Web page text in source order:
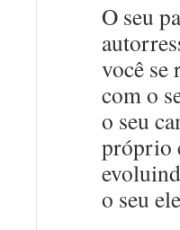
O seu
você se
com o
o seu
próprio
o seu